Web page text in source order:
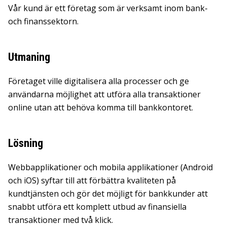
Vår kund är ett företag som är verksamt inom bank-
och finanssektorn.
Utmaning
Företaget ville digitalisera alla processer och ge
användarna möjlighet att utföra alla transaktioner
online utan att behöva komma till bankkontoret.
Lösning
Webbapplikationer och mobila applikationer (Android
och iOS) syftar till att förbättra kvaliteten på
kundtjänsten och gör det möjligt för bankkunder att
snabbt utföra ett komplett utbud av finansiella
transaktioner med två klick.